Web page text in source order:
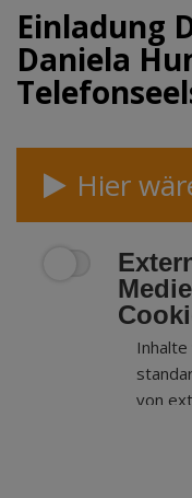
Einladung
Daniela
Hier
von